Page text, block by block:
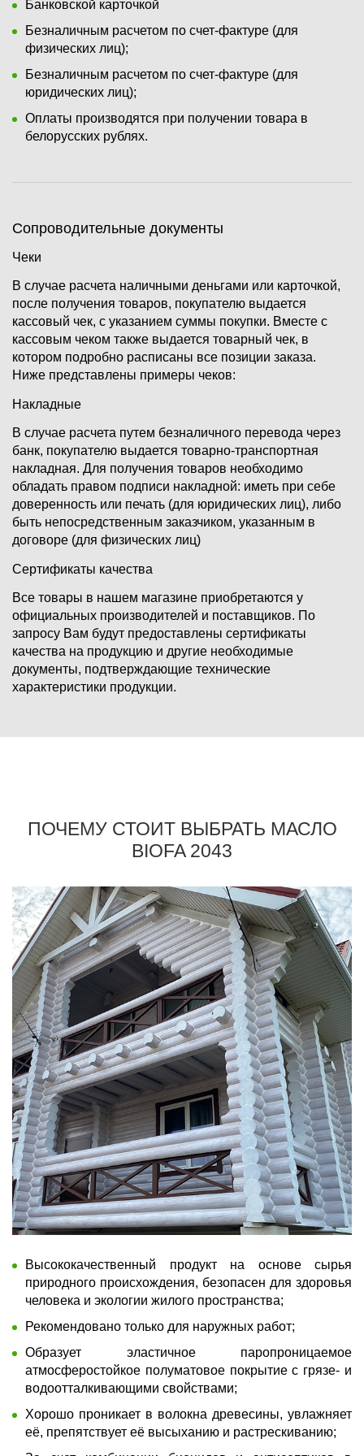
Банковской карточкой
Безналичным расчетом по счет-фактуре (для
физических лиц);
Безналичным расчетом по счет-фактуре (для
юридических лиц);
Оплаты производятся при получении товара в
белорусских рублях.
Сопроводительные документы
Чеки
В случае расчета наличными деньгами или карточкой,
после получения товаров, покупателю выдается
кассовый чек, с указанием суммы покупки. Вместе с
кассовым чеком также выдается товарный чек, в
котором подробно расписаны все позиции заказа.
Ниже представлены примеры чеков:
Накладные
В случае расчета путем безналичного перевода через
банк, покупателю выдается товарно-транспортная
накладная. Для получения товаров необходимо
обладать правом подписи накладной: иметь при себе
доверенность или печать (для юридических лиц), либо
быть непосредственным заказчиком, указанным в
договоре (для физических лиц)
Сертификаты качества
Все товары в нашем магазине приобретаются у
официальных производителей и поставщиков. По
запросу Вам будут предоставлены сертификаты
качества на продукцию и другие необходимые
документы, подтверждающие технические
характеристики продукции.
ПОЧЕМУ СТОИТ ВЫБРАТЬ МАСЛО
BIOFA 2043
Высококачественный продукт на основе сырья
природного происхождения, безопасен для здоровья
человека и экологии жилого пространства;
Рекомендовано только для наружных работ;
Образует эластичное паропроницаемое
атмосферостойкое полуматовое покрытие с грязе- и
водоотталкивающими свойствами;
Хорошо проникает в волокна древесины, увлажняет
её, препятствует её высыханию и растрескиванию;